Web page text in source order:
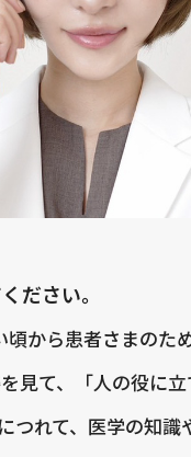
ださい。
から患者さまのた
見て、「人の役に
つれて、医学の知